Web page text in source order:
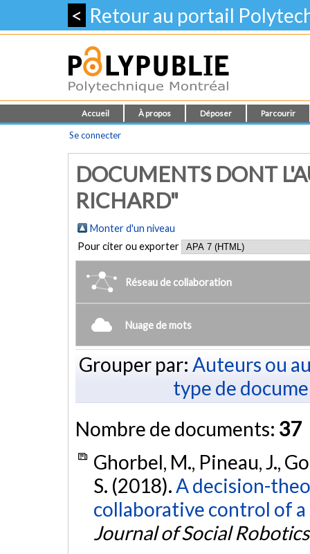
< Retour au portail
Accueil À propos Déposer Parcourir
Se connecter
DOCUMENTS DONT
RICHARD"
Monter d'un niveau
Pour citer ou exporter
Réseau de collaboration
Nuage de mots
Grouper par: Auteurs ou
type de
Nombre de documents: 37
Ghorbel, M., Pineau, J.,
S. (2018).A decision-
collaborative control of
Journal of Social Robotics